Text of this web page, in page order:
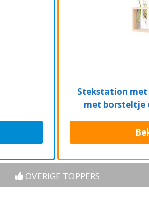
Stekstation met
met borsteltje
hydrocultuur
OVERIGE TOPPERS